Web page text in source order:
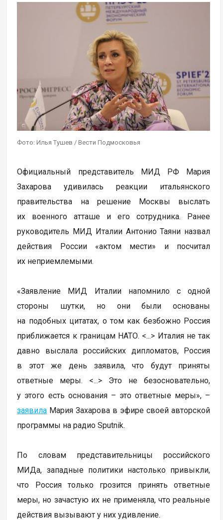
Фото: Илья Тушев / Вести Подмосковья
Официальный представитель МИД РФ Мария
Захарова удивилась реакции итальянского
правительства на решение Москвы выслать
их военного атташе и его сотрудника. Ранее
руководитель МИД Италии Антонио Таяни назвал
действия России «актом мести» и посчитал
их неприемлемыми.
«Заявление МИД Италии напомнило с одной
стороны шутки, но они были основаны
на подобных цитатах, о том как безбожно Россия
приближается к границам НАТО. <...> Италия не так
давно выслала российских дипломатов, Россия
в этот же день заявила, что будут приняты
ответные меры. <...> Это не безосновательно,
у этого есть основания – это ответные меры», –
заявила Мария Захарова в эфире своей авторской
программы на радио Sputnik.
По словам представительницы российского
МИДа, западные политики настолько привыкли,
что Россия только грозится принять ответные
меры, но зачастую их не применяла, что реальные
действия вызывают у них удивление.